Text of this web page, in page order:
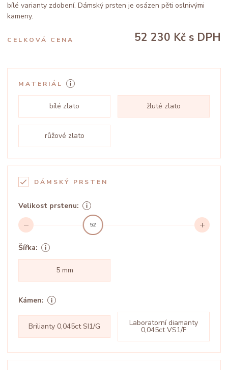
bílé varianty zdobení. Dámský prsten je osázen pěti oslnivými
kameny.
CELKOVÁ CENA 52 230 Kč s DPH
MATERIÁL
bílé zlato žluté zlato
růžové zlato
DÁMSKÝ PRSTEN
Velikost prstenu:
52
Šířka:
5 mm
Kámen:
Brilianty 0,045ct SI1/G Laboratorní diamanty
0,045ct VS1/F